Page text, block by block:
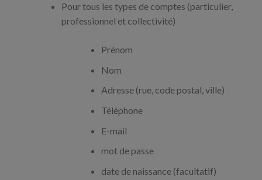
Pour tous les types de comptes (particulier,
professionnel et collectivité)
Prénom
Nom
Adresse (rue, code postal, ville)
Téléphone
E-mail
mot de passe
date de naissance (facultatif)